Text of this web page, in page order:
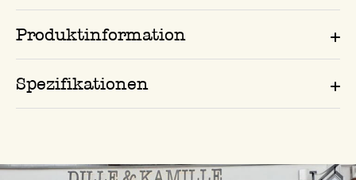
Produktinformation
Spezifikationen